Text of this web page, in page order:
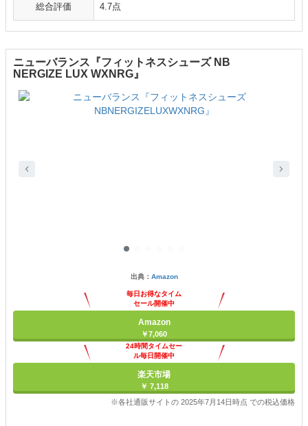
総合評価 4.7点
ニューバランス『フィットネスシューズ NB
NERGIZE LUX WXNRG』
出典： Amazon
毎日お得なタイム
セール開催中
Amazon
￥7,060
24時間タイムセー
ル毎日開催中
楽天市場
￥ 7,118
※各社通販サイトの 2025年7月14日時点 での税込価格